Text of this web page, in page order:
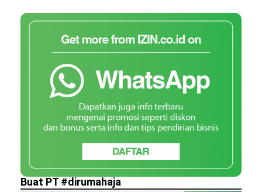
Buat PT #dirumahaja